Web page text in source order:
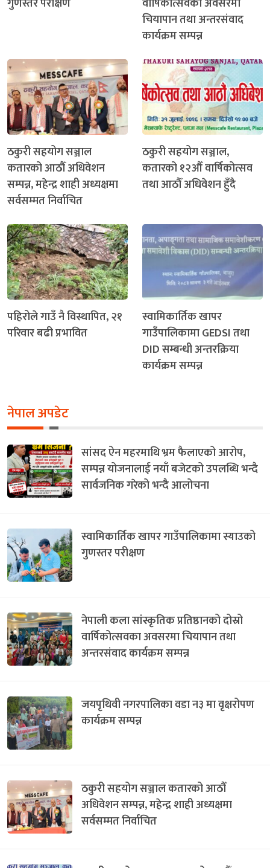
चियापान तथा अन्तरसंवाद
कार्यक्रम सम्पन्न
ठकुरी सहयोग सञ्जाल
कतारको आठौँ अधिवेशन
सम्पन्न, महेन्द्र शाही अध्यक्षमा
सर्वसम्मत निर्वाचित
ठकुरी सहयोग सञ्जाल,
कतारको १२औँ वार्षिकोत्सव
तथा आठौँ अधिवेशन हुँदै
पहिरोले गाउँ नै विस्थापित, २१
परिवार बढी प्रभावित
स्वामिकार्तिक खापर
गाउँपालिकामा GEDSI तथा
DID सम्बन्धी अन्तरक्रिया
कार्यक्रम सम्पन्न
नेपाल अपडेट
सांसद ऐन महरमाथि भ्रम फैलाएको आरोप,
सम्पन्न योजनालाई नयाँ बजेटको उपलब्धि भन्दै
सार्वजनिक गरेको भन्दै आलोचना
स्वामिकार्तिक खापर गाउँपालिकामा स्याउको
गुणस्तर परीक्षण
नेपाली कला सांस्कृतिक प्रतिष्ठानको दोस्रो
वार्षिकोत्सवका अवसरमा चियापान तथा
अन्तरसंवाद कार्यक्रम सम्पन्न
जयपृथिवी नगरपालिका वडा न३ मा वृक्षरोपण
कार्यक्रम सम्पन्न
ठकुरी सहयोग सञ्जाल कतारको आठौँ
अधिवेशन सम्पन्न, महेन्द्र शाही अध्यक्षमा
सर्वसम्मत निर्वाचित